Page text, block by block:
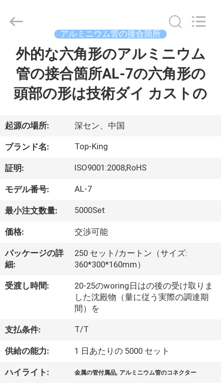
品
わ
た
し
ち
に
つ
工
場
Copyright
Shenzhen
Technology
Rights
Reserved.
アルミニウム管の接合箇所
外的な六角形のアルミニウム
管の接合箇所AL-7の六角形の
頭部の形は技術ダイ カストの
起源の場所: 深セン、中国
ブランド名: Top-King
証明: ISO9001:2008;RoHS
モデル番号: AL-7
最小注文数量: 5000Set
価格: 交渉可能
パッケージの詳
細:
250 セット/カートン（サイズ:
360*300*160mm）
受渡し時間:
20-25のworing日はの後の受け取りま
した沈殿物（量に従う実際の調達期
間）を
支払条件: T/T
供給の能力: 1 日あたりの 5000 セット
ハイライト: 金属の管付属品, アルミニウム管のコネクター